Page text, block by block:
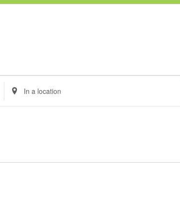
Enter
Location.
Search